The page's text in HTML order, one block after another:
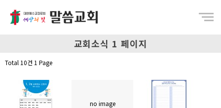
교회소식 1 페이지
Total 10건 1 Page
no image